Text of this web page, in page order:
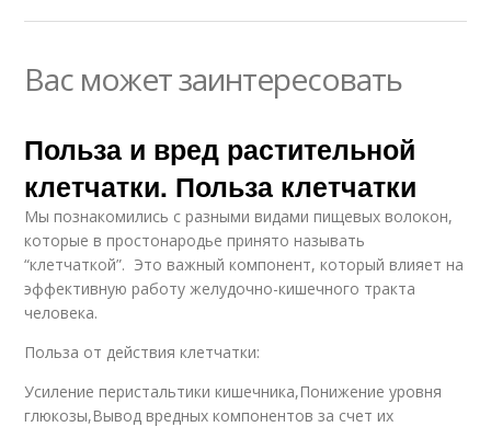
Вас может заинтересовать
Польза и вред растительной
клетчатки. Польза клетчатки
Мы познакомились с разными видами пищевых волокон,
которые в простонародье принято называть
“клетчаткой”. Это важный компонент, который влияет на
эффективную работу желудочно-кишечного тракта
человека.
Польза от действия клетчатки:
Усиление перистальтики кишечника,Понижение уровня
глюкозы,Вывод вредных компонентов за счет их